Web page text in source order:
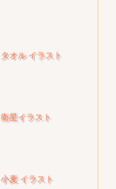
タオル イラスト
衛星イラスト
小麦 イラスト